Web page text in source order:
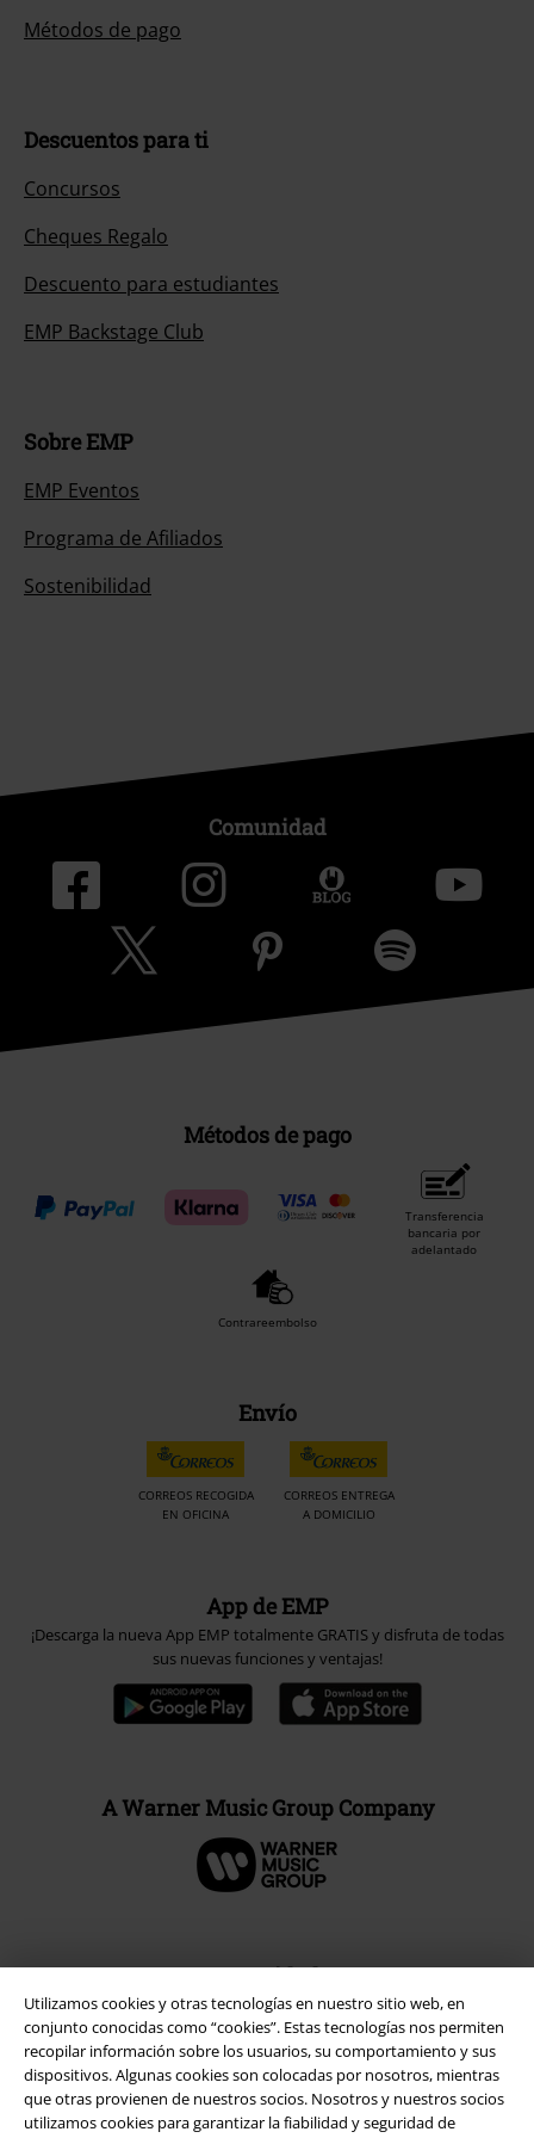
Utilizamos cookies y otras tecnologías en nuestro sitio web, en
conjunto conocidas como “cookies”. Estas tecnologías nos permiten
recopilar información sobre los usuarios, su comportamiento y sus
dispositivos. Algunas cookies son colocadas por nosotros, mientras
que otras provienen de nuestros socios. Nosotros y nuestros socios
utilizamos cookies para garantizar la fiabilidad y seguridad de
Métodos de pago
Descuentos para ti
Concursos
Cheques Regalo
Descuento para estudiantes
EMP Backstage Club
Sobre EMP
EMP Eventos
Programa de Afiliados
Sostenibilidad
Comunidad
Métodos de pago
Transferencia
bancaria por
adelantado
Contrareembolso
Envío
CORREOS RECOGIDA
EN OFICINA
CORREOS ENTREGA
A DOMICILIO
App de EMP
¡Descarga la nueva App EMP totalmente GRATIS y disfruta de todas
sus nuevas funciones y ventajas!
A Warner Music Group Company
Seguridad